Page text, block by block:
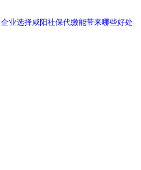
企业选择咸阳社保代缴能带来哪些好处